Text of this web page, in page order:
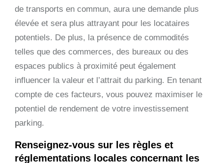
de transports en commun, aura une demande plus
élevée et sera plus attrayant pour les locataires
potentiels. De plus, la présence de commodités
telles que des commerces, des bureaux ou des
espaces publics à proximité peut également
influencer la valeur et l’attrait du parking. En tenant
compte de ces facteurs, vous pouvez maximiser le
potentiel de rendement de votre investissement
parking.
Renseignez-vous sur les règles et
réglementations locales concernant les